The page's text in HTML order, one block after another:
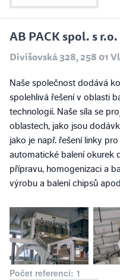
AB PACK spol. s r.o.
Divišovská 328, 258 01
Naše společnost dodává
spolehlivá řešení v oblasti
technologií. Naše síla se
oblastech, jako jsou
jako je např. řešení linky
automatické balení okurek
přípravu, homogenizaci a
výrobu a balení chipsů
Počet referencí: 1